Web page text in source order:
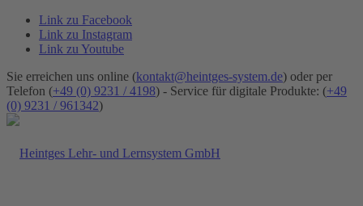
Link zu Facebook
Link zu Instagram
Link zu Youtube
Sie erreichen uns online (kontakt@heintges-system.de) oder per
Telefon (+49 (0) 9231 / 4198) - Service für digitale Produkte: (+49
(0) 9231 / 961342)